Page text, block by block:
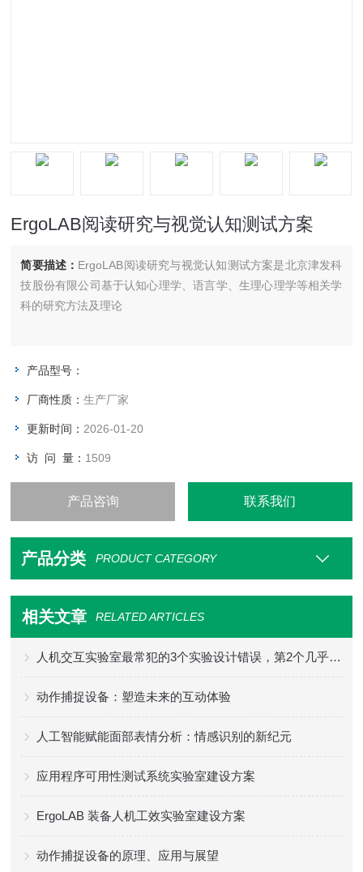
ErgoLAB阅读研究与视觉认知测试方案
简要描述： ErgoLAB阅读研究与视觉认知测试方案是北京津发科
技股份有限公司基于认知心理学、语言学、生理心理学等相关学
科的研究方法及理论
产品型号：
厂商性质：生产厂家
更新时间： 2026-01-20
访 问 量： 1509
产品咨询 联系我们
产品分类 PRODUCT CATEGORY
相关文章 RELATED ARTICLES
人机交互实验室最常犯的3个实验设计错误，第2个几乎人人中招
动作捕捉设备：塑造未来的互动体验
人工智能赋能面部表情分析：情感识别的新纪元
应用程序可用性测试系统实验室建设方案
ErgoLAB 装备人机工效实验室建设方案
动作捕捉设备的原理、应用与展望